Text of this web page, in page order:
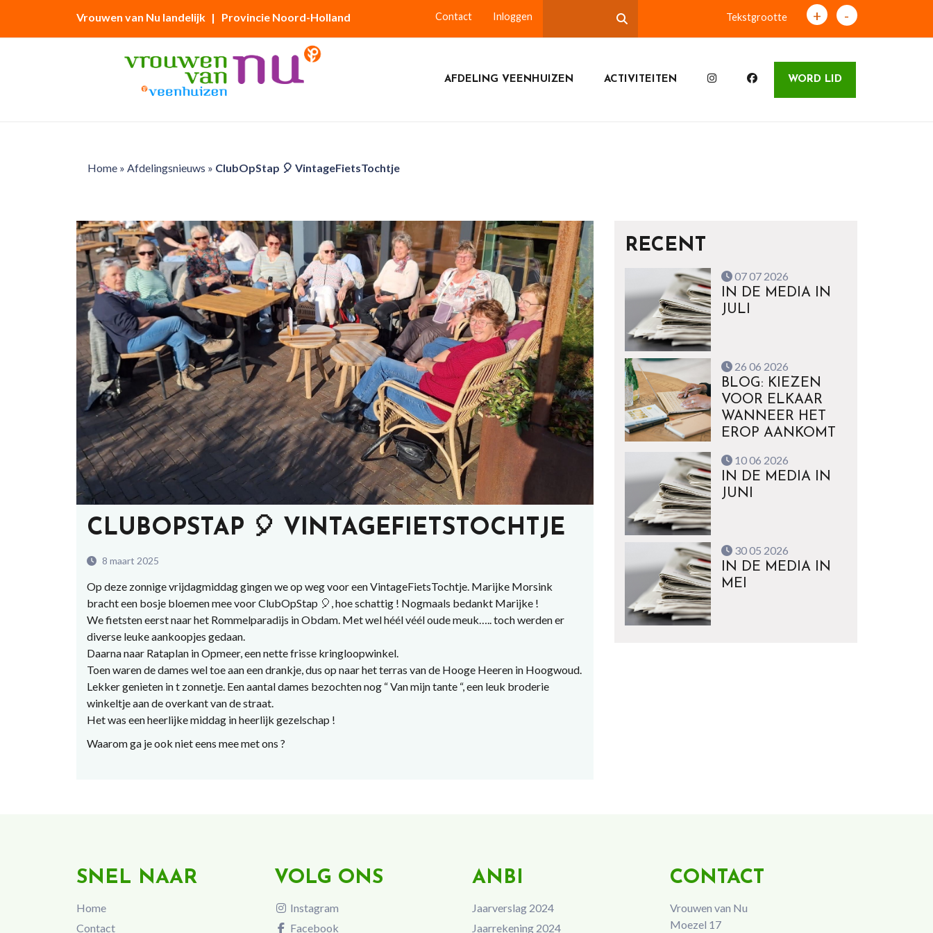
Vrouwen van Nu landelijk | Provincie Noord-Holland Contact Inloggen Tekstgrootte + -
AFDELING VEENHUIZEN ACTIVITEITEN WORD LID
Home» Afdelingsnieuws » ClubOpStap 🎈 VintageFietsTochtje
CLUBOPSTAP 🎈 VINTAGEFIETSTOCHTJE
8 maart 2025
Op deze zonnige vrijdagmiddag gingen we op weg voor een VintageFietsTochtje. Marijke Morsink
bracht een bosje bloemen mee voor ClubOpStap 🎈, hoe schattig ! Nogmaals bedankt Marijke !
We fietsten eerst naar het Rommelparadijs in Obdam. Met wel héél véél oude meuk….. toch werden er
diverse leuke aankoopjes gedaan.
Daarna naar Rataplan in Opmeer, een nette frisse kringloopwinkel.
Toen waren de dames wel toe aan een drankje, dus op naar het terras van de Hooge Heeren in Hoogwoud.
Lekker genieten in t zonnetje. Een aantal dames bezochten nog “ Van mijn tante “, een leuk broderie
winkeltje aan de overkant van de straat.
Het was een heerlijke middag in heerlijk gezelschap !
Waarom ga je ook niet eens mee met ons ?
RECENT
07 07 2026
IN DE MEDIA IN
JULI
26 06 2026
BLOG: KIEZEN
VOOR ELKAAR
WANNEER HET
EROP AANKOMT
10 06 2026
IN DE MEDIA IN
JUNI
30 05 2026
IN DE MEDIA IN
MEI
SNEL NAAR
Home
Contact
VOLG ONS
Instagram
Facebook
ANBI
Jaarverslag 2024
Jaarrekening 2024
CONTACT
Vrouwen van Nu
Moezel 17